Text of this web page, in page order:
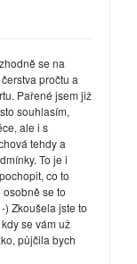
se na
pročtu a
Pařené jsem již
souhlasím,
ale i s
tehdy a
To je i
co to
se to
) Zkoušela jste to
se vám už
půjčila bych